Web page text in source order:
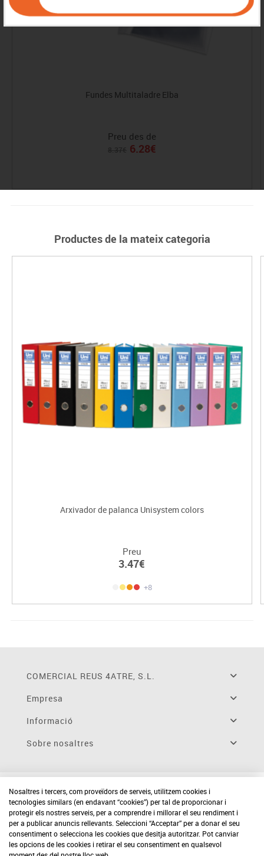
Fundes Multitaladre Elba
Preu des de
6.28€
Productes de la mateix categoria
Arxivador de palanca Unisystem colors
Preu
3.47€
+8
COMERCIAL REUS 4ATRE, S.L.
Empresa
Informació
Sobre nosaltres
Nosaltres i tercers, com proveïdors de serveis, utilitzem cookies i
tecnologies similars (en endavant “cookies”) per tal de proporcionar i
protegir els nostres serveis, per a comprendre i millorar el seu rendiment i
per a publicar anuncis rellevants. Seleccioni “Acceptar” per a donar el seu
consentiment o selecciona les cookies que desitja autoritzar. Pot canviar
les opcions de les cookies i retirar el seu consentiment en qualsevol